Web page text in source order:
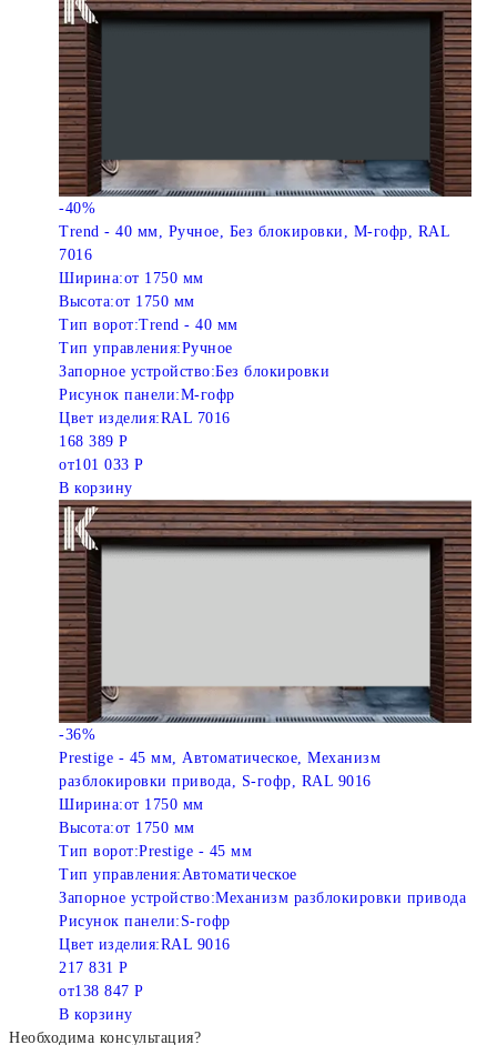
-40%
Trend - 40 мм, Ручное, Без блокировки, M-гофр, RAL
7016
Ширина:от 1750 мм
Высота:от 1750 мм
Тип ворот:Trend - 40 мм
Тип управления:Ручное
Запорное устройство:Без блокировки
Рисунок панели:M-гофр
Цвет изделия:RAL 7016
168 389 Р
от101 033 Р
В корзину
-36%
Prestige - 45 мм, Автоматическое, Механизм
разблокировки привода, S-гофр, RAL 9016
Ширина:от 1750 мм
Высота:от 1750 мм
Тип ворот:Prestige - 45 мм
Тип управления:Автоматическое
Запорное устройство:Механизм разблокировки привода
Рисунок панели: S-гофр
Цвет изделия:RAL 9016
217 831 Р
от138 847 Р
В корзину
Необходима консультация?